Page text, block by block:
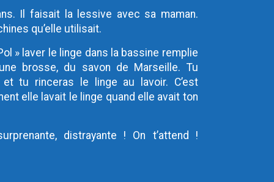
Il faisait la lessive avec sa maman.
qu’elle utilisait.
» laver le linge dans la bassine remplie
brosse, du savon de Marseille. Tu
tu rinceras le linge au lavoir. C’est
elle lavait le linge quand elle avait ton
distrayante ! On t’attend !